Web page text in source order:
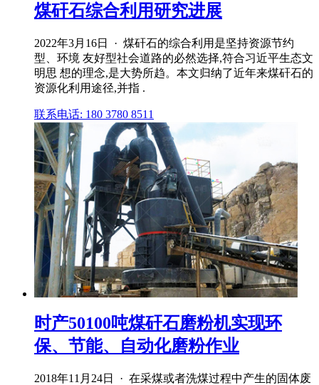
煤矸石综合利用研究进展
2022年3月16日 · 煤矸石的综合利用是坚持资源节约
型、环境 友好型社会道路的必然选择,符合习近平生态文
明思 想的理念,是大势所趋。本文归纳了近年来煤矸石的
资源化利用途径,并指 .
联系电话: 180 3780 8511
时产50100吨煤矸石磨粉机实现环
保、节能、自动化磨粉作业
2018年11月24日 · 在采煤或者洗煤过程中产生的固体废